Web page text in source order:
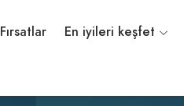
Fırsatlar En iyileri keşfet